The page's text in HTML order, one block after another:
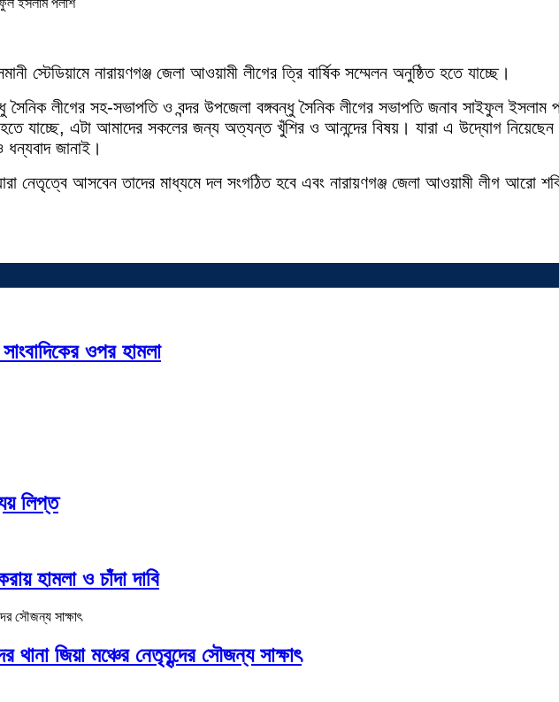
স্টেডিয়ামে নারায়ণগঞ্জ জেলা আওয়ামী লীগের ত্রি বার্ষিক সম্মেলন অনুষ্ঠিত হতে যাচ্ছে।
সৈনিক লীগের সহ-সভাপতি ও বন্দর উপজেলা বঙ্গবন্ধু সৈনিক লীগের সভাপতি জনাব সাইফুল
হতে যাচ্ছে, এটা আমাদের সকলের জন্য অত্যন্ত খুঁশির ও আনন্দের বিষয়। যারা এ উদ্যোগ নিয়েছেন
জানাই।
নেতৃত্বে আসবেন তাদের মাধ্যমে দল সংগঠিত হবে এবং নারায়ণগঞ্জ জেলা আওয়ামী লীগ আরো
ওপর হামলা
লিপ্ত
হামলা ও চাঁদা দাবি
জিয়া মঞ্চের নেতৃবৃন্দের সৌজন্য সাক্ষাৎ